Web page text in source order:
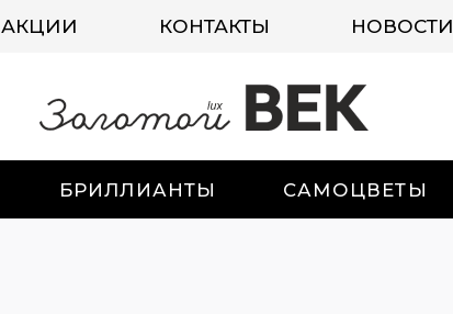
АКЦИИ КОНТАКТЫ НОВОСТИ
БРИЛЛИАНТЫ САМОЦВЕТЫ